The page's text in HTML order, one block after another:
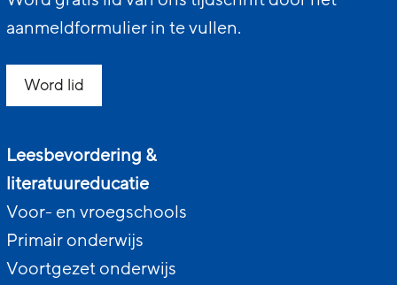
aanmeldformulier in te vullen.
Word lid
Leesbevordering &
literatuureducatie
Voor- en vroegschools
Primair onderwijs
Voortgezet onderwijs